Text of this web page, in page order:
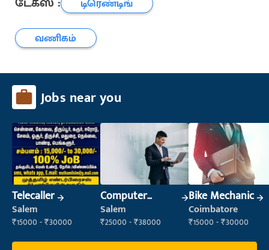
வணிகம்
Jobs near you
Telecaller
Salem
₹15000 - ₹30000
Computer
Operator
Salem
₹25000 - ₹38000
Bike Mechanic
Coimbatore
₹15000 - ₹30000